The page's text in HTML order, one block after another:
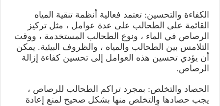
الكفاءة والتحسين: تعتمد فعالية أنظمة تنقية المياه
القائمة على الطحالب على عدة عوامل ، مثل تركيز
الرصاص في الماء ، ونوع الطحالب المستخدمة ، ووقت
التلامس بين الطحالب والمياه ، والظروف البيئية. يمكن
أن يؤدي تحسين هذه العوامل إلى تحسين كفاءة إزالة
الرصاص.
الحصاد والتخلص: بمجرد تراكم الطحالب للرصاص ،
يجب حصادها والتخلص منها بشكل صحيح لمنع إعادة